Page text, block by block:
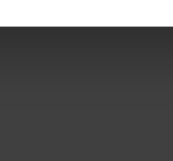
welke cookies